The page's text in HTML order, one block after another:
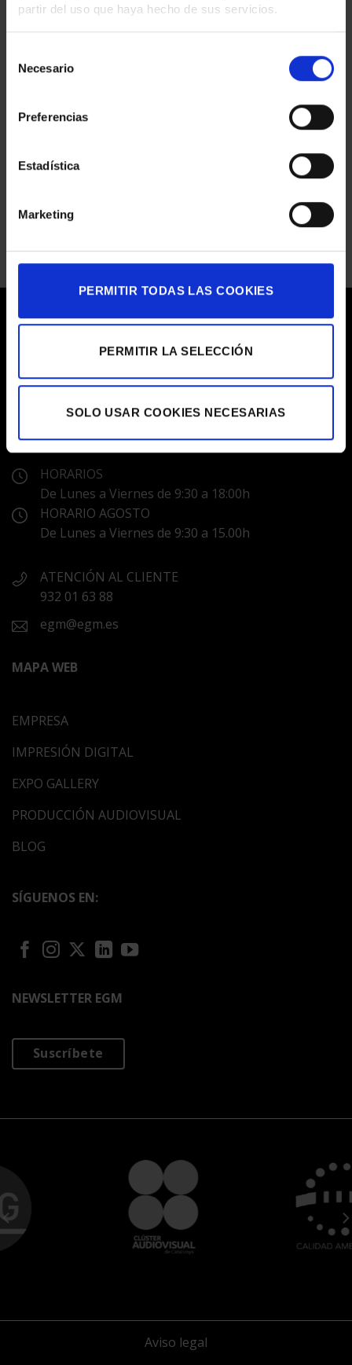
partir del uso que haya hecho de sus servicios.
Necesario
Preferencias
Estadística
Marketing
PERMITIR TODAS LAS COOKIES
PERMITIR LA SELECCIÓN
SOLO USAR COOKIES NECESARIAS
LA
MACBA
LABORATORIS COLOR EGM
C/ Prats de Molló, 20 Barcelona 08021
HORARIOS
De Lunes a Viernes de 9:30 a 18:00h
HORARIO AGOSTO
De Lunes a Viernes de 9:30 a 15.00h
ATENCIÓN AL CLIENTE
932 01 63 88
egm@egm.es
MAPA WEB
EMPRESA
IMPRESIÓN DIGITAL
EXPO GALLERY
PRODUCCIÓN AUDIOVISUAL
BLOG
SÍGUENOS EN:
NEWSLETTER EGM
Suscríbete
Aviso legal